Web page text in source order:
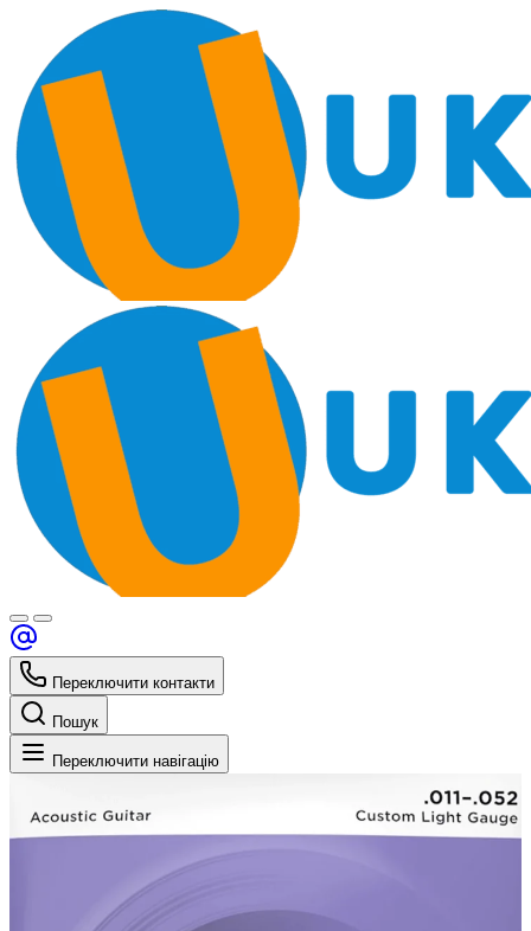
Переключити контакти
Пошук
Переключити навігацію